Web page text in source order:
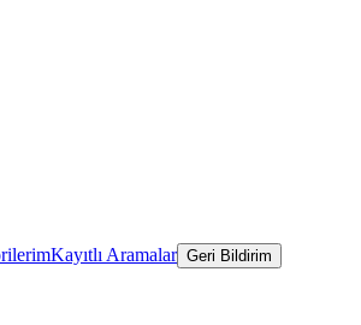
Kayıtlı Aramalar Geri Bildirim